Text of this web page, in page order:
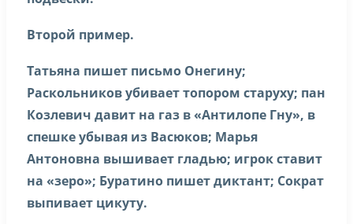
Второй пример.
Татьяна пишет письмо Онегину;
Раскольников убивает топором старуху; пан
Козлевич давит на газ в «Антилопе Гну», в
спешке убывая из Васюков; Марья
Антоновна вышивает гладью; игрок ставит
на «зеро»; Буратино пишет диктант; Сократ
выпивает цикуту.